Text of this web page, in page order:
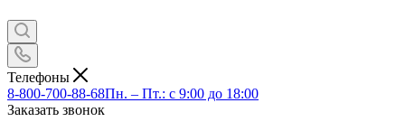
Телефоны
8-800-700-88-68Пн. – Пт.: с 9:00 до 18:00
Заказать звонок